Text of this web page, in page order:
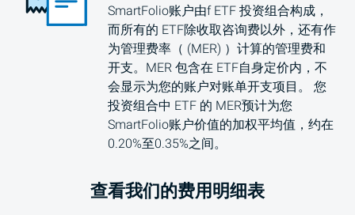
SmartFolio账户由fETF投资组合构成，
而所有的 ETF除收取咨询费以外，还有作
为管理费率（ (MER) ）计算的管理费和
开支。 MER包含在 ETF自身定价内，不
会显示为您的账户对账单开支项目。 您
投资组合中 ETF 的 MER预计为您
SmartFolio账户价值的加权平均值，约在
0.20%至0.35%之间。
查看我们的费用明细表